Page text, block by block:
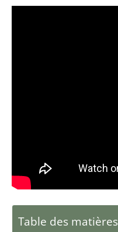
Table des matières